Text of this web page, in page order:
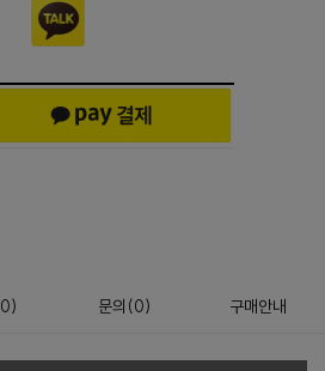
0) 문의 (0) 구매안내